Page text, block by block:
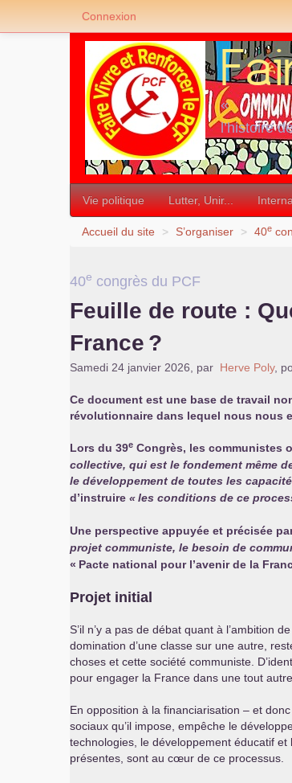
«
l’histoire
»
Vie politique Lutter, Unir...
Accueil du site > S’organiser > 40e
40e congrès du PCF
Feuille de route :
France ?
Samedi 24 janvier 2026 par Herve Poly,
Ce document est une base de travail
révolutionnaire dans lequel nous nous
Lors du 39e Congrès, les communistes
collective, qui est le fondement même
le développement de toutes les
d’instruire «les conditions de ce
Une perspective appuyée et précisée
projet communiste, le besoin de
« Pacte national pour l’avenir de la
Projet initial
S’il n’y a pas de débat quant à l’ambition
domination d’une classe sur une autre,
choses et cette société communiste.
pour engager la France dans une tout
En opposition à la financiarisation – et
sociaux qu’il impose, empêche le
technologies, le développement éducatif
présentes, sont au cœur de ce processus.
Connexion